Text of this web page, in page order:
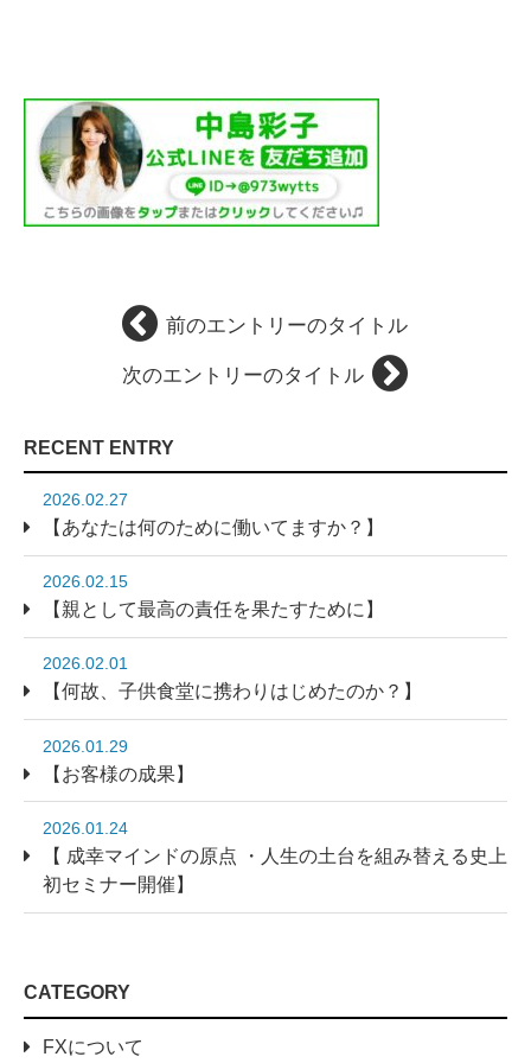
前のエントリーのタイトル
次のエントリーのタイトル
RECENT ENTRY
2026.02.27
【あなたは何のために働いてますか？】
2026.02.15
【親として最高の責任を果たすために】
2026.02.01
【何故、子供食堂に携わりはじめたのか？】
2026.01.29
【お客様の成果】
2026.01.24
【 成幸マインドの原点 ・人生の土台を組み替える史上
初セミナー開催】
CATEGORY
FXについて